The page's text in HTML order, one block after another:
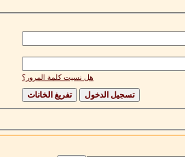
هل نسيت كلمة المرور؟